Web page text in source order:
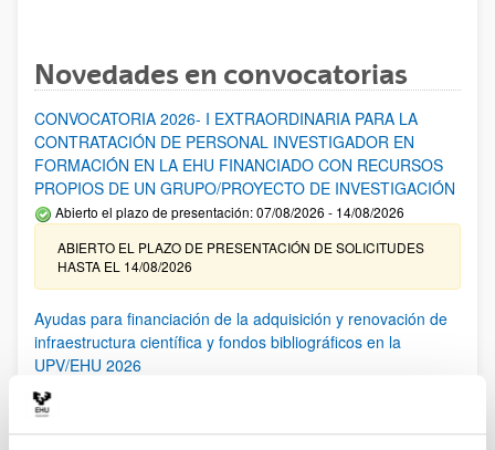
Novedades en convocatorias
CONVOCATORIA 2026- I EXTRAORDINARIA PARA LA
CONTRATACIÓN DE PERSONAL INVESTIGADOR EN
FORMACIÓN EN LA EHU FINANCIADO CON RECURSOS
PROPIOS DE UN GRUPO/PROYECTO DE INVESTIGACIÓN
Abierto el plazo de presentación: 07/08/2026 - 14/08/2026
ABIERTO EL PLAZO DE PRESENTACIÓN DE SOLICITUDES
HASTA EL 14/08/2026
Ayudas para financiación de la adquisición y renovación de
infraestructura científica y fondos bibliográficos en la
UPV/EHU 2026